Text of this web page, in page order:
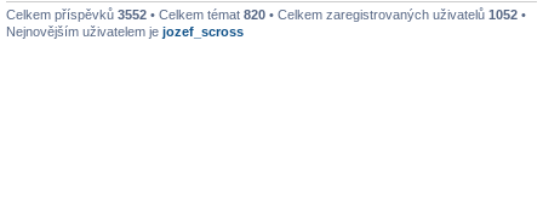
Celkem příspěvků 3552 • Celkem témat 820 • Celkem zaregistrovaných uživatelů 1052 •
Nejnovějším uživatelem je jozef_scross